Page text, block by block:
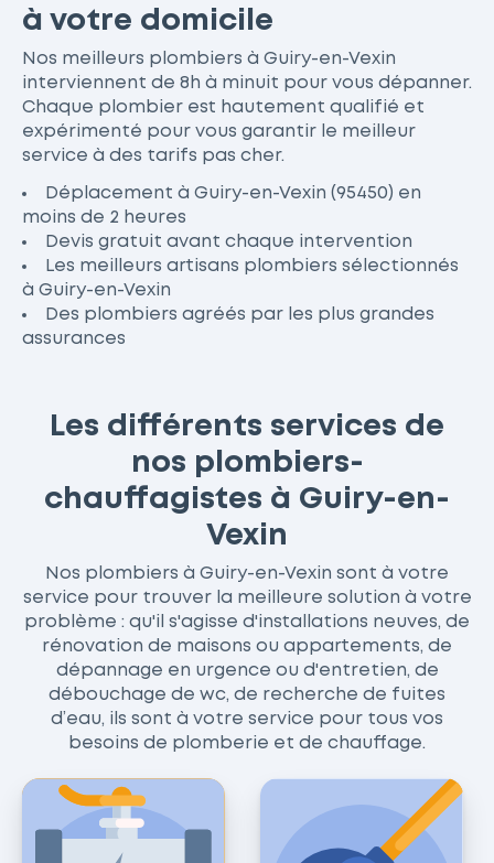
à votre domicile
Nos meilleurs plombiers à Guiry-en-Vexin
interviennent de 8h à minuit pour vous dépanner.
Chaque plombier est hautement qualifié et
expérimenté pour vous garantir le meilleur
service à des tarifs pas cher.
Déplacement à Guiry-en-Vexin (95450) en
moins de 2 heures
Devis gratuit avant chaque intervention
Les meilleurs artisans plombiers sélectionnés
à Guiry-en-Vexin
Des plombiers agréés par les plus grandes
assurances
Les différents services de
nos plombiers-
chauffagistes à Guiry-en-
Vexin
Nos plombiers à Guiry-en-Vexin sont à votre
service pour trouver la meilleure solution à votre
problème : qu'il s'agisse d'installations neuves, de
rénovation de maisons ou appartements, de
dépannage en urgence ou d'entretien, de
débouchage de wc, de recherche de fuites
d’eau, ils sont à votre service pour tous vos
besoins de plomberie et de chauffage.